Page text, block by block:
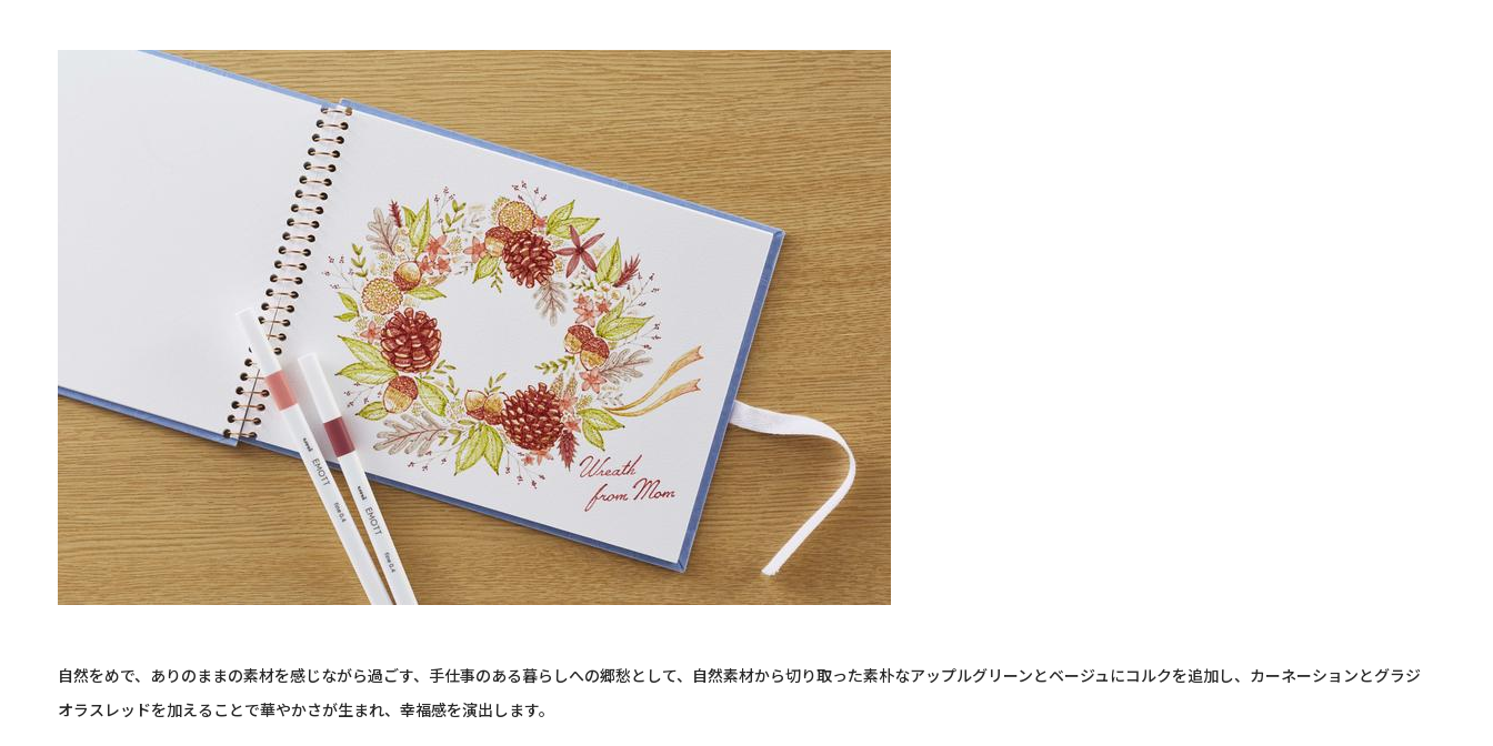
自然をめで、ありのままの素材を感じながら過ごす、手仕事のある暮らしへの郷愁として、自然素材から切り取った素朴なアップルグリーンとベージュにコルクを追加し、カーネーションとグラジ
オラスレッドを加えることで華やかさが生まれ、幸福感を演出します。